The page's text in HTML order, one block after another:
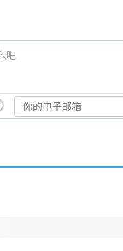
程帮网友安装各种打印机驱
动顺利装完，设备管理
差别。
吧